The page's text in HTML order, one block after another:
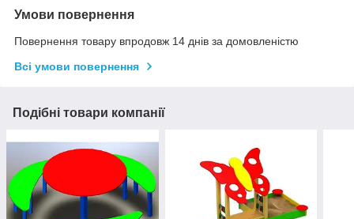
Умови повернення
Повернення товару впродовж 14 днів за домовленістю
Всі умови повернення
Подібні товари компанії